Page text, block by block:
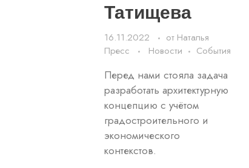
Татищева
16.11.2022 от Наталья
Пресс
Новости События
Перед нами стояла задача
разработать архитектурную
концепцию с учётом
градостроительного и
экономического
контекстов.